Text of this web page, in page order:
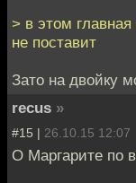
> в этом главная
не поставит
Зато на двойку
recus »
#15 | 26.10.15 12:07
О Маргарите по